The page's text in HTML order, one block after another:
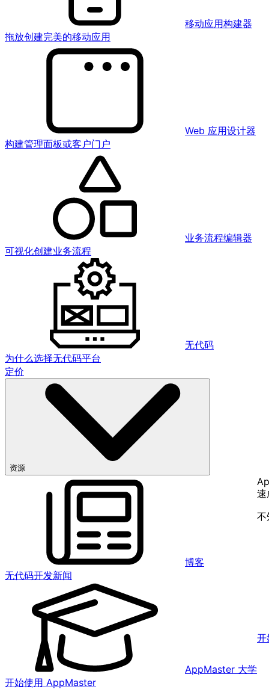
移动应用构建器
拖放创建完美的移动应用
Web 应用设计器
构建管理面板或客户门户
业务流程编辑器
可视化创建业务流程
无代码
为什么选择无代码平台
定价
资源
博客
无代码开发新闻
AppMaster 大学
开始使用 AppMaster
速
不
开